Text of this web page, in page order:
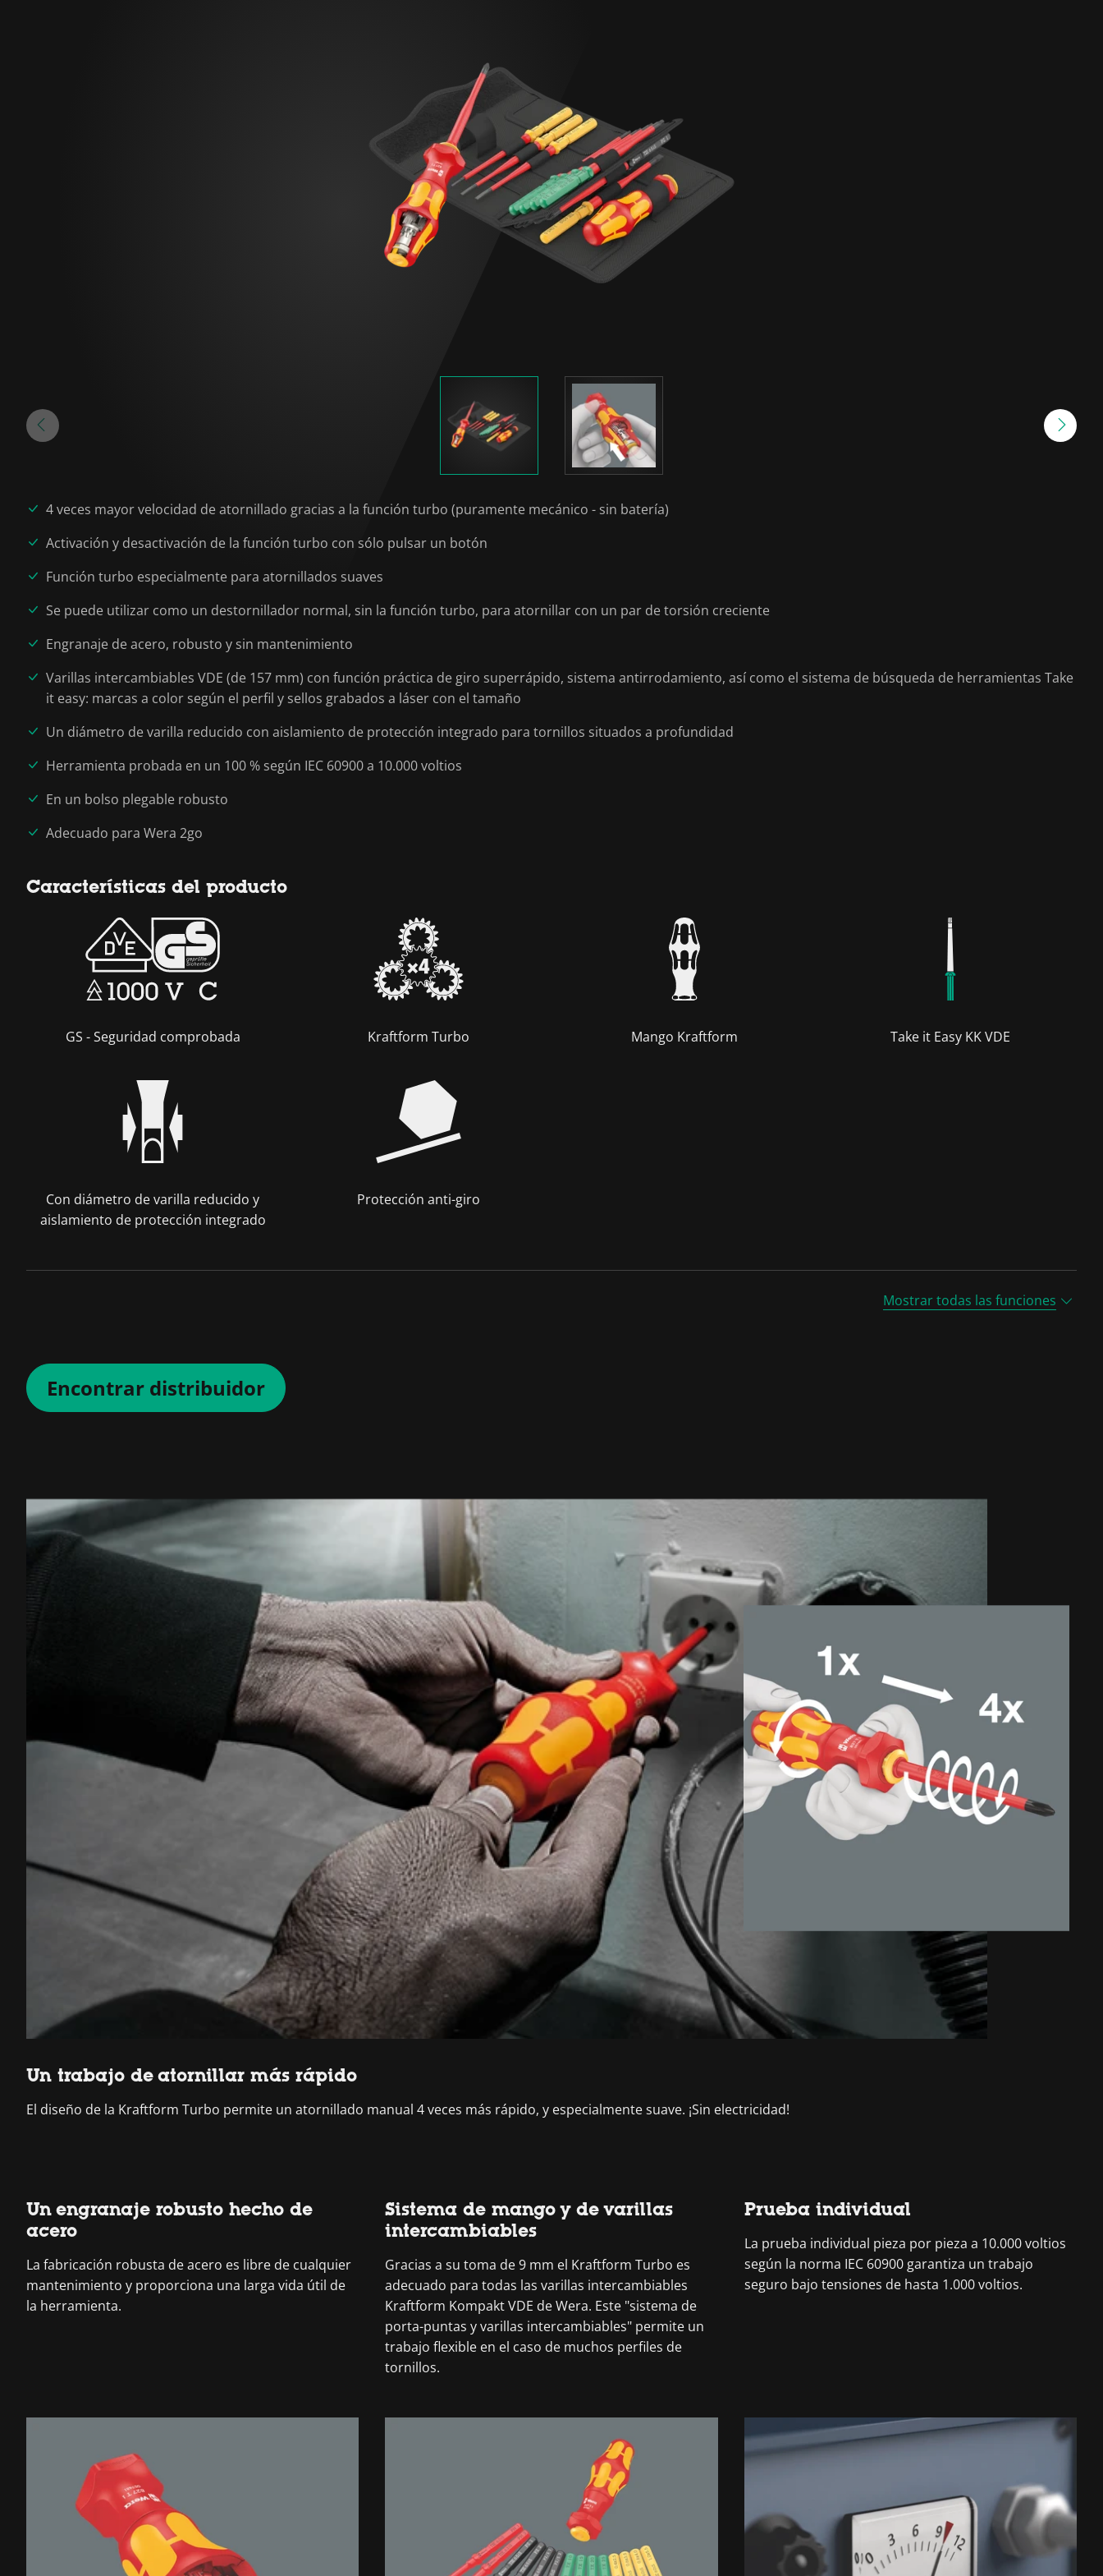
4 veces mayor velocidad de atornillado gracias a la función turbo (puramente mecánico - sin batería)
Activación y desactivación de la función turbo con sólo pulsar un botón
Función turbo especialmente para atornillados suaves
Se puede utilizar como un destornillador normal, sin la función turbo, para atornillar con un par de torsión creciente
Engranaje de acero, robusto y sin mantenimiento
Varillas intercambiables VDE (de 157 mm) con función práctica de giro superrápido, sistema antirrodamiento, así como el sistema de búsqueda de herramientas Take
it easy: marcas a color según el perfil y sellos grabados a láser con el tamaño
Un diámetro de varilla reducido con aislamiento de protección integrado para tornillos situados a profundidad
Herramienta probada en un 100 % según IEC 60900 a 10.000 voltios
En un bolso plegable robusto
Adecuado para Wera 2go
Características del producto
GS - Seguridad comprobada Kraftform Turbo Mango Kraftform Take it Easy KK VDE
Con diámetro de varilla reducido y
aislamiento de protección integrado
Protección anti-giro
Mostrar todas las funciones
Encontrar distribuidor
Un trabajo de atornillar más rápido
El diseño de la Kraftform Turbo permite un atornillado manual 4 veces más rápido, y especialmente suave. ¡Sin electricidad!
Un engranaje robusto hecho de
acero
La fabricación robusta de acero es libre de cualquier
mantenimiento y proporciona una larga vida útil de
la herramienta.
Sistema de mango y de varillas
intercambiables
Gracias a su toma de 9 mm el Kraftform Turbo es
adecuado para todas las varillas intercambiables
Kraftform Kompakt VDE de Wera. Este "sistema de
porta-puntas y varillas intercambiables" permite un
trabajo flexible en el caso de muchos perfiles de
tornillos.
Prueba individual
La prueba individual pieza por pieza a 10.000 voltios
según la norma IEC 60900 garantiza un trabajo
seguro bajo tensiones de hasta 1.000 voltios.